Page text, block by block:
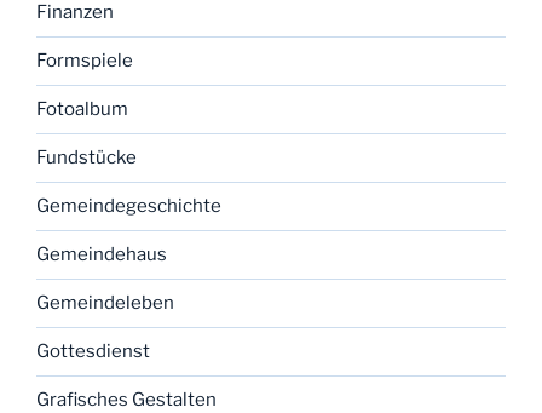
Finanzen
Formspiele
Fotoalbum
Fundstücke
Gemeindegeschichte
Gemeindehaus
Gemeindeleben
Gottesdienst
Grafisches Gestalten